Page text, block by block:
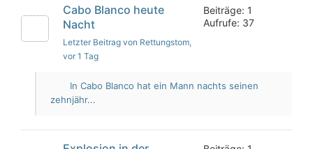
Cabo Blanco heute
Nacht
Letzter Beitrag von Rettungstom,
vor 1 Tag
Beiträge: 1
Aufrufe: 37
In Cabo Blanco hat ein Mann nachts seinen
zehnjähr...